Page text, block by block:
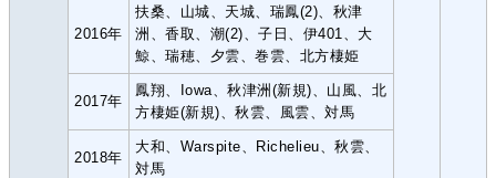
2016年
扶桑、山城、天城、瑞鳳(2)、秋津
洲、香取、潮(2)、子日、伊401、大
鯨、瑞穂、夕雲、巻雲、北方棲姫
2017年
鳳翔、Iowa、秋津洲(新規)、山風、北
方棲姫(新規)、秋雲、風雲、対馬
2018年
大和、Warspite、Richelieu、秋雲、
対馬